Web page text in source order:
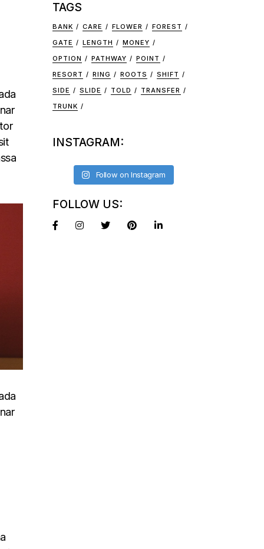
TAGS
BANK CARE FLOWER
FOREST
GATE
LENGTH
MONEY
OPTION
PATHWAY
POINT
RESORT
RING ROOTS
SHIFT
SIDE
SLIDE TOLD
TRANSFER
TRUNK
INSTAGRAM:
Follow on Instagram
FOLLOW US: